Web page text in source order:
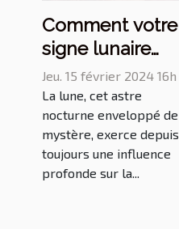
Comment votre
signe lunaire
influence vos
émotions et
comportements
au quotidien
Jeu. 15 février 2024 16h
La lune, cet astre
nocturne enveloppé de
mystère, exerce depuis
toujours une influence
profonde sur la...